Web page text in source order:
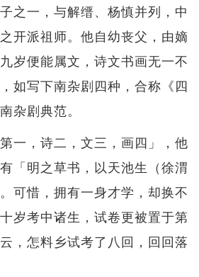
之一，与解缙、杨慎并列，中
开派祖师。他自幼丧父，由嫡
岁便能属文，诗文书画无一不
如写下南杂剧四种，合称《四
杂剧典范。
一，诗二，文三，画四」，他
「明之草书，以天池生（徐渭
可惜，拥有一身才学，却换不
岁考中诸生，试卷更被置于第
，怎料乡试考了八回，回回落